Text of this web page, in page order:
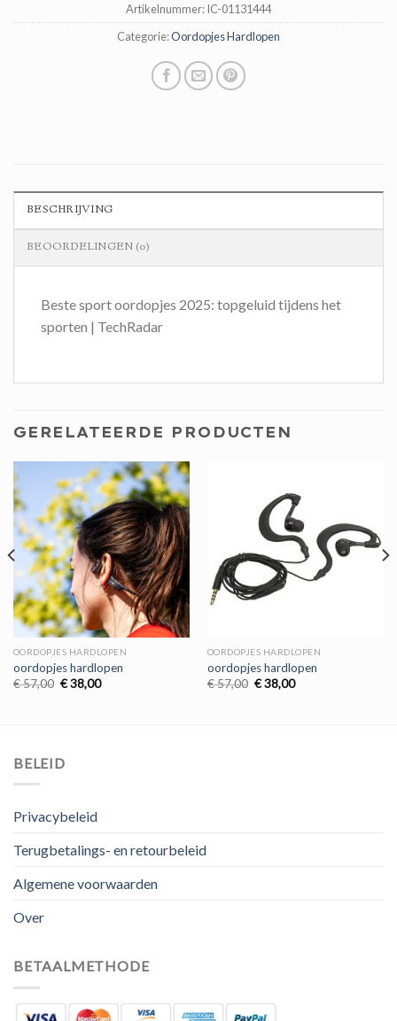
Artikelnummer:IC-01131444
Categorie:Oordopjes Hardlopen
BESCHRIJVING
BEOORDELINGEN (0)
Beste sport oordopjes 2025: topgeluid tijdens het
sporten | TechRadar
GERELATEERDE PRODUCTEN
OORDOPJES HARDLOPEN
oordopjes hardlopen
€57,00 Oorspronkelijke
€38,00Huidige
OORDOPJES HARDLOPEN
oordopjes hardlopen
€57,00 Oorspronkelijke
€38,00Huidige
BELEID
Privacybeleid
Terugbetalings- en retourbeleid
Algemene voorwaarden
Over
BETAALMETHODE